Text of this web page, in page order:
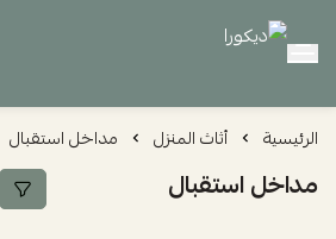
ديكورا
الرئيسية أثاث المنزل مداخل استقبال
مداخل استقبال